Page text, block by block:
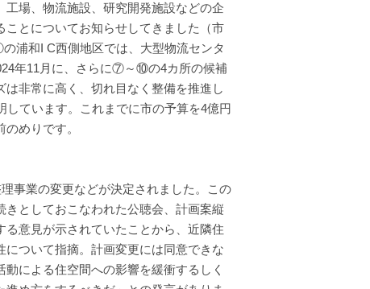
場、物流施設、研究開発施設などの企
とについてお知らせしてきました（市
浦和I C西側地区では、大型物流センタ
年11月に、さらに⑦～⑩の4カ所の候補
非常に高く、切れ目なく整備を推進し
ています。これまでに市の予算を4億円
めりです。
事業の変更などが決定されました。この
としておこなわれた公聴会、計画案縦
意見が示されていたことから、近隣住
ついて指摘。計画変更には同意できな
による住空間への影響を緩衝するしく